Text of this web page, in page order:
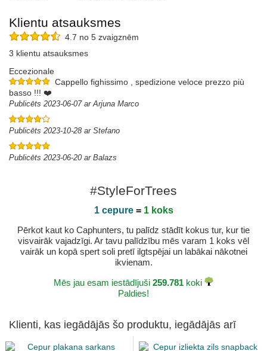
Klientu atsauksmes
4.7 no 5 zvaigznēm
3 klientu atsauksmes
Eccezionale
Cappello fighissimo , spedizione veloce prezzo più
basso !!! ❤️
Publicēts 2023-06-07 ar Arjuna Marco
Publicēts 2023-10-28 ar Stefano
Publicēts 2023-06-20 ar Balazs
#StyleForTrees
1 cepure= 1 koks
Pērkot kaut ko Caphunters, tu palīdz stādīt kokus tur, kur tie
visvairāk vajadzīgi. Ar tavu palīdzību mēs varam 1 koks vēl
vairāk un kopā spert soli pretī ilgtspējai un labākai nākotnei
ikvienam.
Mēs jau esam iestādījuši 259.781 koki
Paldies!
Klienti, kas iegādājās šo produktu, iegādājās arī